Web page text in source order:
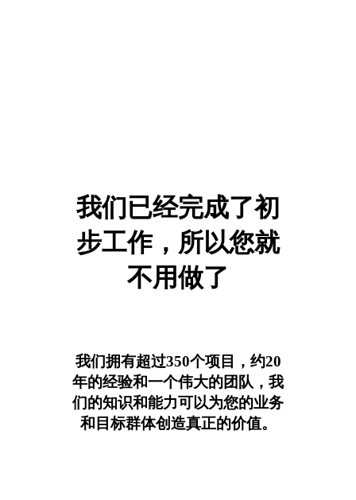
我们已经完成了初
步工作，所以您就
不用做了
我们拥有超过350个项目，约20
年的经验和一个伟大的团队，我
们的知识和能力可以为您的业务
和目标群体创造真正的价值。